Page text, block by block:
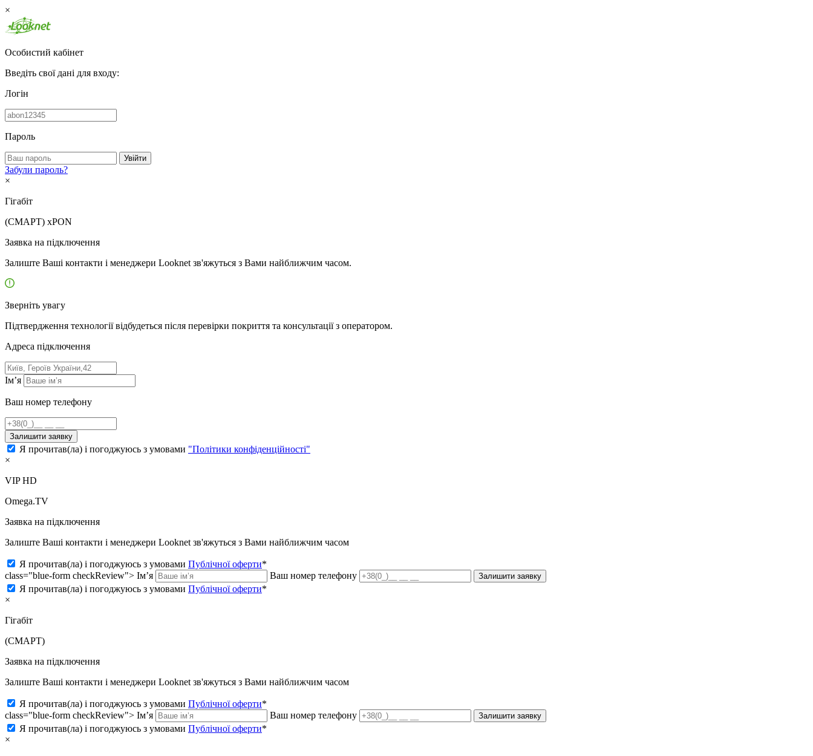
×
Особистий кабінет
Введіть свої дані для входу:
Логін
Пароль
Увійти
Забули пароль?
×
Гігабіт
(СМАРТ) xPON
Заявка на підключення
Залиште Ваші контакти і менеджери Looknet зв'яжуться з Вами найближчим часом.
Зверніть увагу
Підтвердження технології відбудеться після перевірки покриття та консультації з оператором.
Адресa підключення
Ім’я
Ваш номер телефону
Залишити заявку
Я прочитав(ла) і погоджуюсь з умовами "Політики конфіденційності"
×
VIP HD
Omega.TV
Заявка на підключення
Залиште Ваші контакти і менеджери Looknet зв'яжуться з Вами найближчим часом
Я прочитав(ла) і погоджуюсь з умовами Публічної оферти*
class="blue-form checkReview"> Ім’я Ваш номер телефону Залишити заявку
Я прочитав(ла) і погоджуюсь з умовами Публічної оферти*
×
Гігабіт
(СМАРТ)
Заявка на підключення
Залиште Ваші контакти і менеджери Looknet зв'яжуться з Вами найближчим часом
Я прочитав(ла) і погоджуюсь з умовами Публічної оферти*
class="blue-form checkReview"> Ім’я Ваш номер телефону Залишити заявку
Я прочитав(ла) і погоджуюсь з умовами Публічної оферти*
×